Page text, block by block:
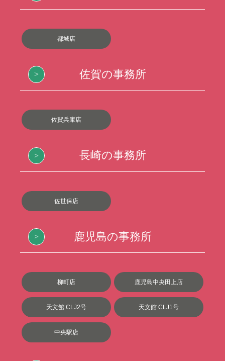
都城店
佐賀の事務所
佐賀兵庫店
長崎の事務所
佐世保店
鹿児島の事務所
柳町店 鹿児島中央田上店
天文館 CLJ2号 天文館 CLJ1号
中央駅店